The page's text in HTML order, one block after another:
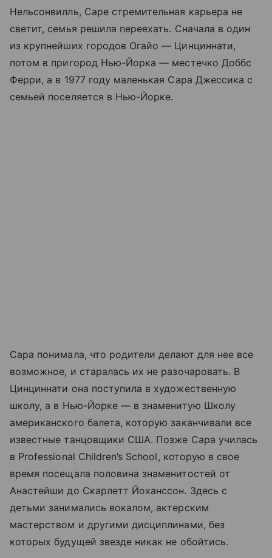
Нельсонвилль, Саре стремительная карьера не
светит, семья решила переехать. Сначала в один
из крупнейших городов Огайо — Цинциннати,
потом в пригород Нью-Йорка — местечко Доббс
Ферри, а в 1977 году маленькая Сара Джессика с
семьей поселяется в Нью-Йорке.
Сара понимала, что родители делают для нее все
возможное, и старалась их не разочаровать. В
Цинциннати она поступила в художественную
школу, а в Нью-Йорке — в знаменитую Школу
американского балета, которую заканчивали все
известные танцовщики США. Позже Сара училась
в Professional Children’s School, которую в свое
время посещала половина знаменитостей от
Анастейши до Скарлетт Йоханссон. Здесь с
детьми занимались вокалом, актерским
мастерством и другими дисциплинами, без
которых будущей звезде никак не обойтись.